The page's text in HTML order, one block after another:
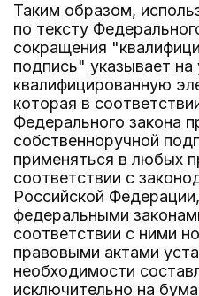
Таким образом,
по тексту
сокращения
подпись" указывает на
квалифицированную
которая в
Федерального закона
собственноручной
применяться в любых
соответствии с
Российской
федеральными
соответствии с ними
правовыми актами
необходимости
исключительно на